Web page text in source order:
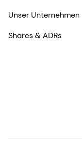
Unser Unternehmen
Shares & ADRs